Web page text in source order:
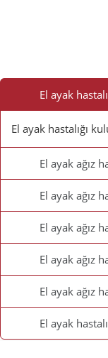
Sorulan
Sorular
El ayak
El ayak hastalığı
El ayak ağız
El ayak ağız
El ayak ağız
El ayak ağız
El ayak ağız
El ayak